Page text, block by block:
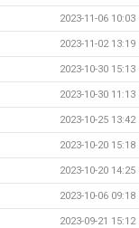
2023-11-06 10:03
2023-11-02 13:19
2023-10-30 15:13
2023-10-30 11:13
2023-10-25 13:42
2023-10-20 15:18
2023-10-20 14:25
2023-10-06 09:18
2023-09-21 15:12